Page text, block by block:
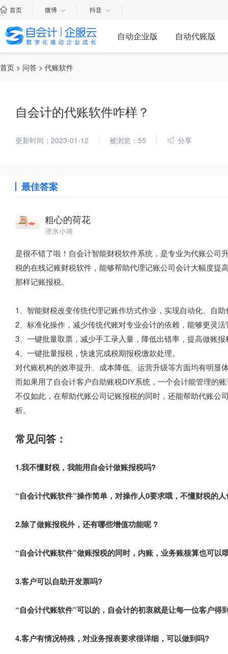
首页 微博 抖音
自动企业版 自动代账版
首页 > 问答 > 代账软件
自会计的代账软件咋样？
更新时间：2023-01-12 被浏览：55 分享
最佳答案
粗心的荷花
潜水小将
是很不错了啦！自会计智能财税软件系统，是专业为代账公
税的在线记账财税软件，能够帮助代理记账公司会计大幅度
那样记账报税。
1、智能财税改变传统代理记账作坊式作业，实现自动化、自
2、标准化操作，减少传统代账对专业会计的依赖，能够更灵
3、一键批量取票，减少手工录入量，降低出错率，提高做账报
4、一键批量报税，快速完成税期报税缴款处理。
对代账机构的效率提升、成本降低、运营升级等方面均有明显
而如果用了自会计客户自助账税DIY系统，一个会计能管理的
不仅如此，在帮助代账公司记账报税的同时，还能帮助代账
析。
常见问答：
1.我不懂财税，我能用自会计做账报税吗?
“自会计代账软件”操作简单，对操作人0要求哦，不懂财税的
2.除了做账报税外，还有哪些增值功能呢 ?
“自会计代账软件”做账报税的同时，内账，业务账核算也可以
3.客户可以自助开发票吗?
“自会计代账软件”可以的，自会计的初衷就是让每一位客户得
4.客户有情况特殊，对业务报表要求很详细，可以做到吗?